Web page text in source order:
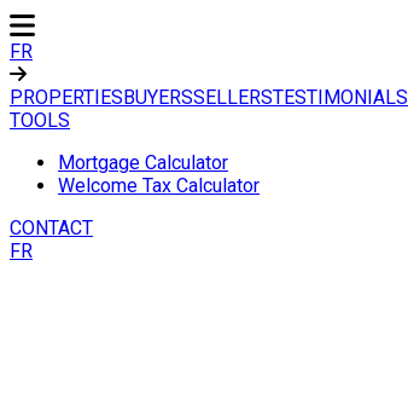
FR
PROPERTIESBUYERSSELLERSTESTIMONIALS
TOOLS
Mortgage Calculator
Welcome Tax Calculator
CONTACT
FR